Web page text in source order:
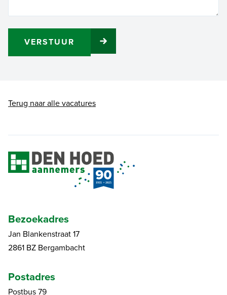
VERSTUUR
Terug naar alle vacatures
Bezoekadres
Jan Blankenstraat 17
2861 BZ Bergambacht
Postadres
Postbus 79